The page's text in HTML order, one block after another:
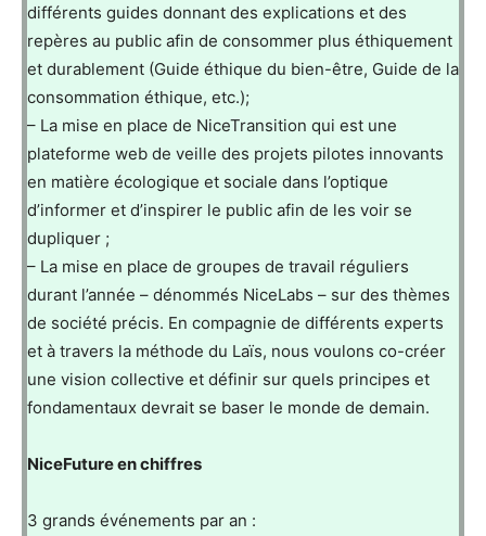
différents guides donnant des explications et des
repères au public afin de consommer plus éthiquement
et durablement (Guide éthique du bien-être, Guide de la
consommation éthique, etc.);
– La mise en place de NiceTransition qui est une
plateforme web de veille des projets pilotes innovants
en matière écologique et sociale dans l’optique
d’informer et d’inspirer le public afin de les voir se
dupliquer ;
– La mise en place de groupes de travail réguliers
durant l’année – dénommés NiceLabs – sur des thèmes
de société précis. En compagnie de différents experts
et à travers la méthode du Laïs, nous voulons co-créer
une vision collective et définir sur quels principes et
fondamentaux devrait se baser le monde de demain.
NiceFuture en chiffres
3 grands événements par an :